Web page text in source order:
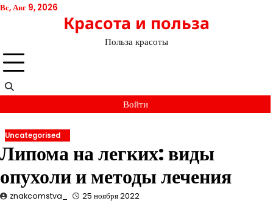
Перейти
Вс, Авг 9, 2026
Красота и польза
Польза красоты
Войти
Uncategorised
Липома на легких: виды
опухоли и методы лечения
znakcomstva_ 25 ноября 2022